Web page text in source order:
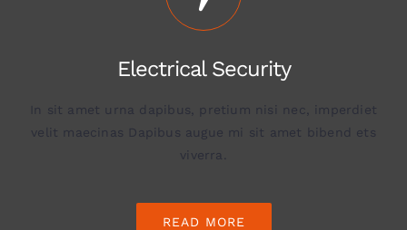
Electrical Security
In sit amet urna dapibus, pretium nisi nec, imperdiet
velit maecinas Dapibus augue mi sit amet bibend ets
viverra.
READ MORE